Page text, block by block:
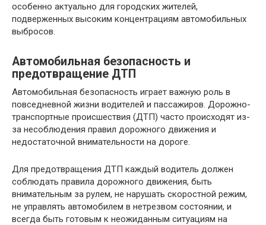
особенно актуально для городских жителей,
подверженных высоким концентрациям автомобильных
выбросов.
Автомобильная безопасность и
предотвращение ДТП
Автомобильная безопасность играет важную роль в
повседневной жизни водителей и пассажиров. Дорожно-
транспортные происшествия (ДТП) часто происходят из-
за несоблюдения правил дорожного движения и
недостаточной внимательности на дороге.
Для предотвращения ДТП каждый водитель должен
соблюдать правила дорожного движения, быть
внимательным за рулем, не нарушать скоростной режим,
не управлять автомобилем в нетрезвом состоянии, и
всегда быть готовым к неожиданным ситуациям на